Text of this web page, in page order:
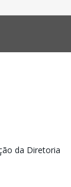
da Diretoria